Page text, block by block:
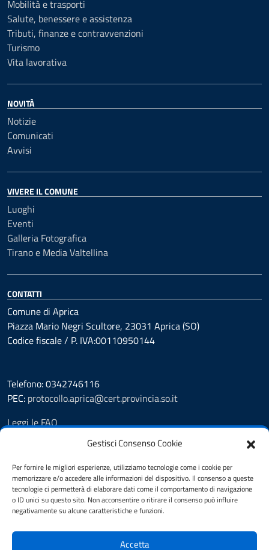
Gestisci Consenso Cookie
Per fornire le migliori esperienze, utilizziamo tecnologie come i cookie per
memorizzare e/o accedere alle informazioni del dispositivo. Il consenso a queste
tecnologie ci permetterà di elaborare dati come il comportamento di navigazione
o ID unici su questo sito. Non acconsentire o ritirare il consenso può influire
negativamente su alcune caratteristiche e funzioni.
Accetta
Mobilità e trasporti
Salute, benessere e assistenza
Tributi, finanze e contravvenzioni
Turismo
Vita lavorativa
NOVITÀ
Notizie
Comunicati
Avvisi
VIVERE IL COMUNE
Luoghi
Eventi
Galleria Fotografica
Tirano e Media Valtellina
CONTATTI
Comune di Aprica
Piazza Mario Negri Scultore, 23031 Aprica (SO)
Codice fiscale / P. IVA:00110950144
Telefono: 0342746116
PEC: protocollo.aprica@cert.provincia.so.it
Leggi le FAQ
Prenotazione appuntamento
Segnalazione disservizio
Whistleblowing
Amministrazione trasparente
Pubblicità legale
Albo Pretorio
Note legali